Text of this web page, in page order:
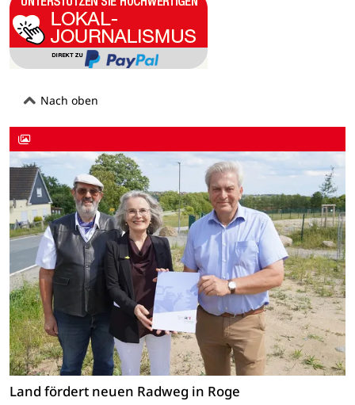
Nach oben
Land fördert neuen Radweg in Roge